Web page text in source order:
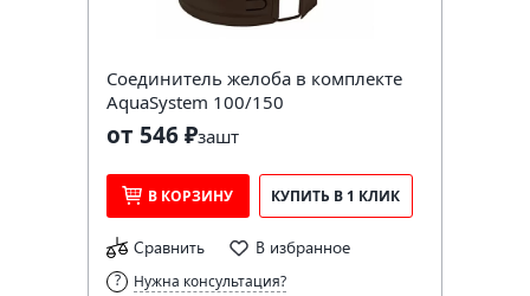
Соединитель желоба в комплекте
AquaSystem 100/150
от 546 ₽зашт
В КОРЗИНУ КУПИТЬ В 1 КЛИК
Сравнить В избранное
Нужна консультация?